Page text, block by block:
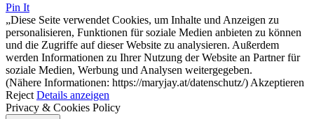
Pin It
„Diese Seite verwendet Cookies, um Inhalte und Anzeigen zu
personalisieren, Funktionen für soziale Medien anbieten zu können
und die Zugriffe auf dieser Website zu analysieren. Außerdem
werden Informationen zu Ihrer Nutzung der Website an Partner für
soziale Medien, Werbung und Analysen weitergegeben.
(Nähere Informationen: https://maryjay.at/datenschutz/) Akzeptieren
Reject Details anzeigen
Privacy & Cookies Policy